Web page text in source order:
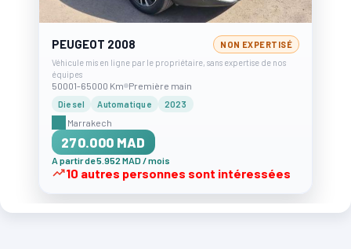
PEUGEOT 2008
NON EXPERTISÉ
Véhicule mis en ligne par le propriétaire, sans expertise de nos
équipes
50001-65000 Km Première main
Diesel Automatique 2023
Marrakech
270.000 MAD
A partir de 5.952 MAD / mois
10 autres personnes sont intéressées